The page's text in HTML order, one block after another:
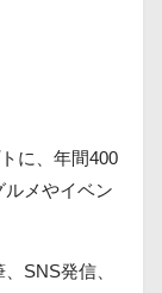
に、年間400
メやイベン
SNS発信、